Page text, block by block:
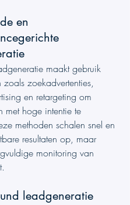
en
maakt gebruik
zoekadvertenties,
en retargeting om
met hoge intentie te
methoden schalen snel en
resultaten op, maar
monitoring van
leadgeneratie